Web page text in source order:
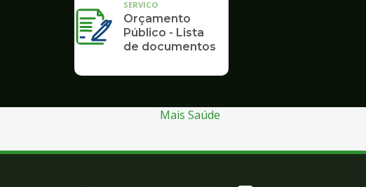
SERVICO
Orçamento
Público - Lista
de documentos
Mais Saúde